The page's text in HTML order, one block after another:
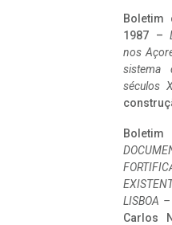
Boletim
1987 –
nos
sistema
séculos
LISBOA –
Carlos